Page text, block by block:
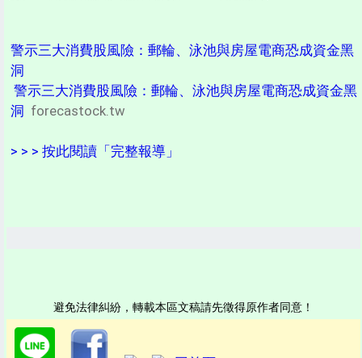
警示三大消費股風險：郵輪、泳池與房屋電商恐成資金黑
洞
警示三大消費股風險：郵輪、泳池與房屋電商恐成資金黑
洞 forecastock.tw
> > > 按此閱讀「完整報導」
避免法律糾紛，轉載本區文稿請先徵得原作者同意！